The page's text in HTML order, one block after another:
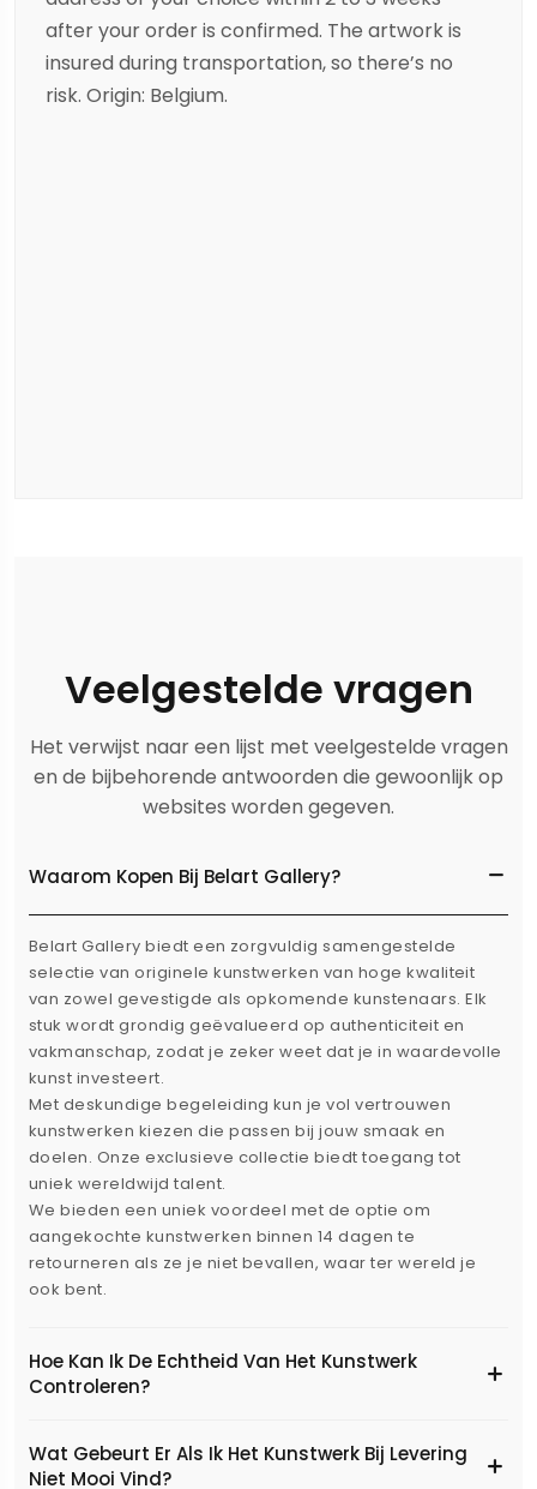
after your order is confirmed. The artwork is
insured during transportation, so there’s no
risk. Origin: Belgium.
Veelgestelde vragen
Het verwijst naar een lijst met veelgestelde vragen
en de bijbehorende antwoorden die gewoonlijk op
websites worden gegeven.
Waarom Kopen Bij Belart Gallery?
Belart Gallery biedt een zorgvuldig samengestelde
selectie van originele kunstwerken van hoge kwaliteit
van zowel gevestigde als opkomende kunstenaars. Elk
stuk wordt grondig geëvalueerd op authenticiteit en
vakmanschap, zodat je zeker weet dat je in waardevolle
kunst investeert.
Met deskundige begeleiding kun je vol vertrouwen
kunstwerken kiezen die passen bij jouw smaak en
doelen. Onze exclusieve collectie biedt toegang tot
uniek wereldwijd talent.
We bieden een uniek voordeel met de optie om
aangekochte kunstwerken binnen 14 dagen te
retourneren als ze je niet bevallen, waar ter wereld je
ook bent.
Hoe Kan Ik De Echtheid Van Het Kunstwerk
Controleren?
Wat Gebeurt Er Als Ik Het Kunstwerk Bij Levering
Niet Mooi Vind?